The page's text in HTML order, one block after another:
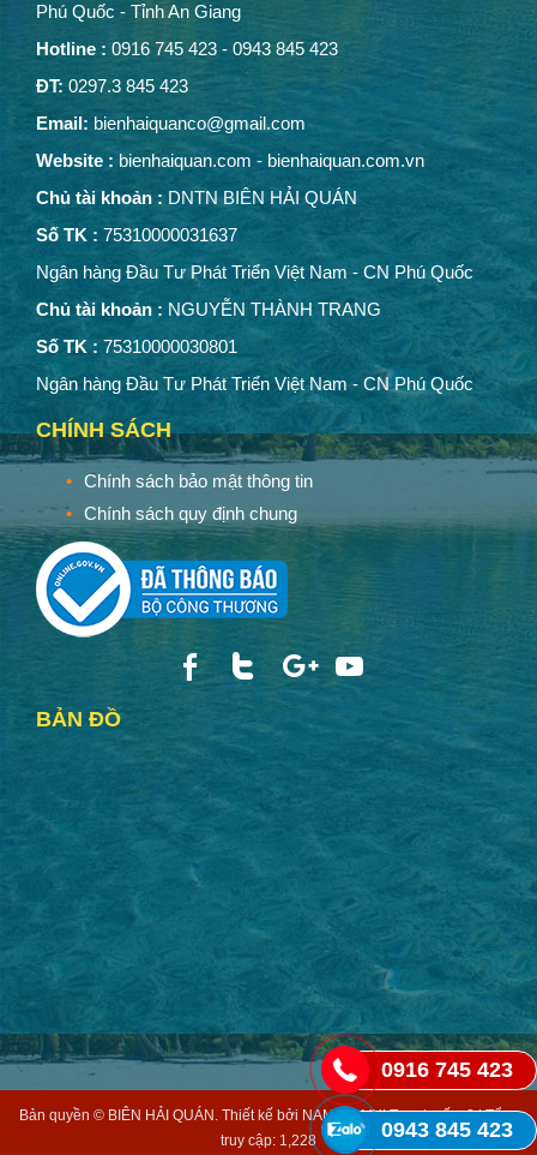
0916 745 423
0943 845 423
Phú Quốc - Tỉnh An Giang
Hotline : 0916 745 423 - 0943 845 423
ĐT: 0297.3 845 423
Email: bienhaiquanco@gmail.com
Website : bienhaiquan.com - bienhaiquan.com.vn
Chủ tài khoản : DNTN BIÊN HẢI QUÁN
Số TK : 75310000031637
Ngân hàng Đầu Tư Phát Triển Việt Nam - CN Phú Quốc
Chủ tài khoản : NGUYỄN THÀNH TRANG
Số TK : 75310000030801
Ngân hàng Đầu Tư Phát Triển Việt Nam - CN Phú Quốc
CHÍNH SÁCH
Chính sách bảo mật thông tin
Chính sách quy định chung
BẢN ĐỒ
Bản quyền © BIÊN HẢI QUÁN. Thiết kế bởi NAM BO VN| Trực tuyến: 2 | Tổng
truy cập: 1,228